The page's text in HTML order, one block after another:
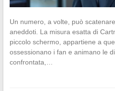
Un numero, a volte, può
aneddoti. La misura esatta di
piccolo schermo, appartiene a
ossessionano i fan e animano le
confrontata,…